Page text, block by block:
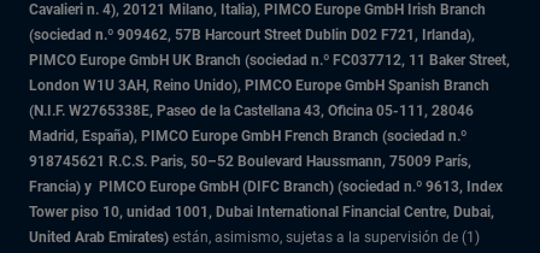
Cavalieri n. 4), 20121 Milano, Italia), PIMCO Europe GmbH Irish Branch
(sociedad n.º 909462, 57B Harcourt Street Dublin D02 F721, Irlanda),
PIMCO Europe GmbH UK Branch (sociedad n.º FC037712, 11 Baker Street,
London W1U 3AH, Reino Unido), PIMCO Europe GmbH Spanish Branch
(N.I.F. W2765338E, Paseo de la Castellana 43, Oficina 05-111, 28046
Madrid, España), PIMCO Europe GmbH French Branch (sociedad n.º
918745621 R.C.S. Paris, 50–52 Boulevard Haussmann, 75009 París,
Francia) y PIMCO Europe GmbH (DIFC Branch) (sociedad n.º 9613, Index
Tower piso 10, unidad 1001, Dubai International Financial Centre, Dubai,
United Arab Emirates) están, asimismo, sujetas a la supervisión de (1)